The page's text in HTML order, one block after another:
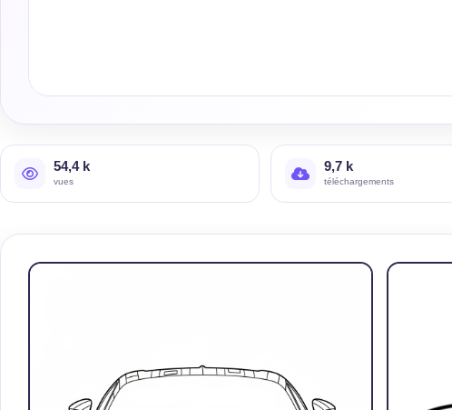
54,4 k
vues
9,7 k
téléchargements